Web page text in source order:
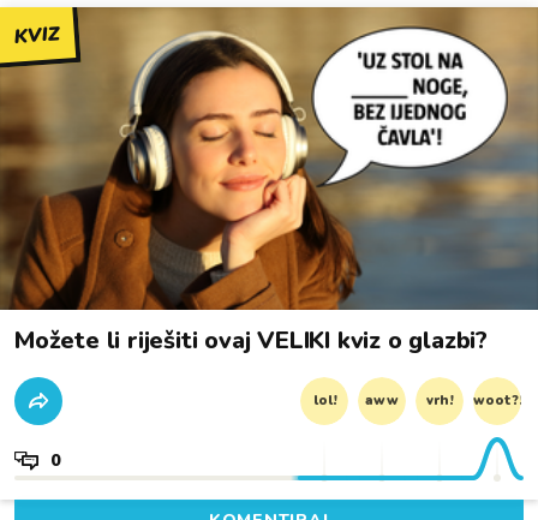
KVIZ
Možete li riješiti ovaj VELIKI kviz o glazbi?
lol! aww vrh! woot?!
0